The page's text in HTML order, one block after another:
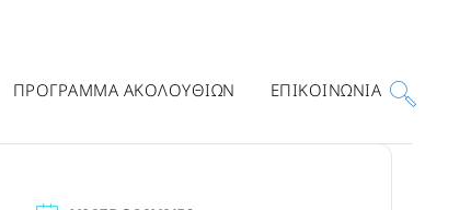
ΠΡΟΓΡΑΜΜΑ ΑΚΟΛΟΥΘΙΩΝ ΕΠΙΚΟΙΝΩΝΙΑ